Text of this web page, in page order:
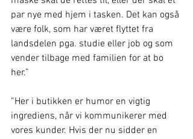
par nye med hjem i tasken. Det kan også
være folk, som har været flyttet fra
landsdelen pga. studie eller job og som
vender tilbage med familien for at bo
her.”
”Her i butikken er humor en vigtig
ingrediens, når vi kommunikerer med
vores kunder. Hvis der nu sidder en